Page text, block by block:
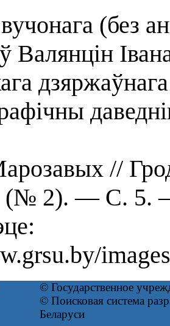
(без
//
(№ 2). — С. 5. —
© Государственное
© Поисковая система
Беларуси